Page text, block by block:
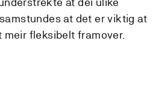
at det er viktig at
fleksibelt framover.